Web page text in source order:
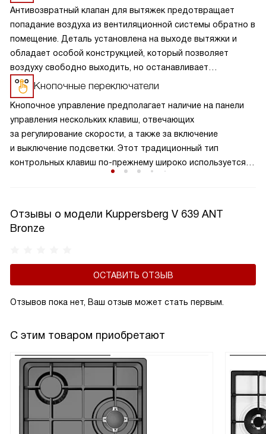
Антивозвратный клапан для вытяжек предотвращает
попадание воздуха из вентиляционной системы обратно в
помещение. Деталь установлена на выходе вытяжки и
обладает особой конструкцией, который позволяет
воздуху свободно выходить, но останавливает
образование обратного потока. Клапан обеспечивает
надежную защиту от возвращения нежелательных
запахов, повышает эффективность работы вытяжки и
поддерживает чистоту воздуха на вашей кухне. Это
важный элемент вытяжки, который способствует
сохранению здорового микроклимата в комнате,
продляет срок службы устройства, а также не дает
Кнопочные переключатели
Кнопочное управление предполагает наличие на панели
управления нескольких клавиш, отвечающих
за регулирование скорости, а также за включение
и выключение подсветки. Этот традиционный тип
контрольных клавиш по-прежнему широко используется,
включения-выключения и безупречно служат весь период
использования изделия.
Отзывы о модели Kuppersberg V 639 ANT
Bronze
ОСТАВИТЬ ОТЗЫВ
Отзывов пока нет, Ваш отзыв может стать первым.
С этим товаром приобретают